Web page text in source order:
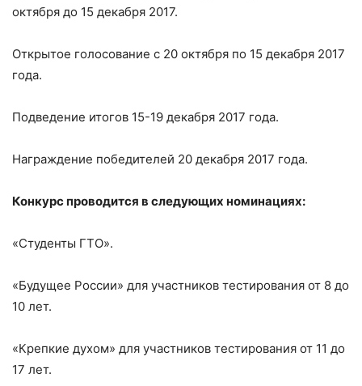
октября до 15 декабря 2017.
Открытое голосование с 20 октября по 15 декабря 2017
года.
Подведение итогов 15-19 декабря 2017 года.
Награждение победителей 20 декабря 2017 года.
Конкурс проводится в следующих номинациях:
«Студенты ГТО».
«Будущее России» для участников тестирования от 8 до
10 лет.
«Крепкие духом» для участников тестирования от 11 до
17 лет.